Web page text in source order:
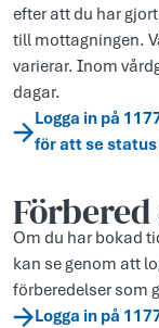
efter att du har
till mottagningen.
varierar. Inom
dagar.
Logga in på
för att se
Om du har bokad
kan se genom att
förberedelser som
Logga in på